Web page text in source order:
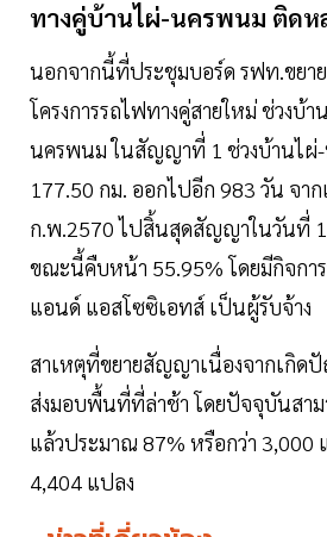
ทางคู่บ้านไผ่-นครพนม ติดห
นอกจากนี้ที่ประชุมบอร์ด รฟท.ขยาย
โครงการรถไฟทางคู่สายใหม่ ช่วงบ้
นครพนม ในสัญญาที่ 1 ช่วงบ้านไผ่
177.50 กม. ออกไปอีก 983 วัน จา
ก.พ.2570 ไปสิ้นสุดสัญญาในวันที่
ขณะนี้คืบหน้า 55.95% โดยมีกิจการ
แอนด์ แอสโซซิเอทส์ เป็นผู้รับจ้าง
สาเหตุที่ขยายสัญญาเนื่องจากเกิด
ส่งมอบพื้นที่ที่ล่าช้า โดยปัจจุบันสา
แล้วประมาณ 87% หรือกว่า 3,000
4,404 แปลง